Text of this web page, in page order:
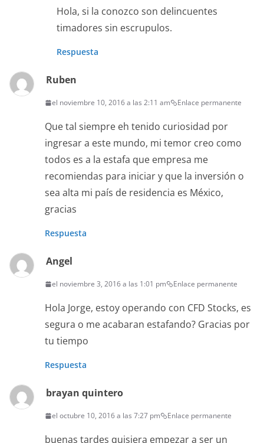
Hola, si la conozco son delincuentes
timadores sin escrupulos.
Respuesta
Ruben
el noviembre 10, 2016 a las 2:11 am Enlace permanente
Que tal siempre eh tenido curiosidad por
ingresar a este mundo, mi temor creo como
todos es a la estafa que empresa me
recomiendas para iniciar y que la inversión o
sea alta mi país de residencia es México,
gracias
Respuesta
Angel
el noviembre 3, 2016 a las 1:01 pm Enlace permanente
Hola Jorge, estoy operando con CFD Stocks, es
segura o me acabaran estafando? Gracias por
tu tiempo
Respuesta
brayan quintero
el octubre 10, 2016 a las 7:27 pm Enlace permanente
buenas tardes quisiera empezar a ser un